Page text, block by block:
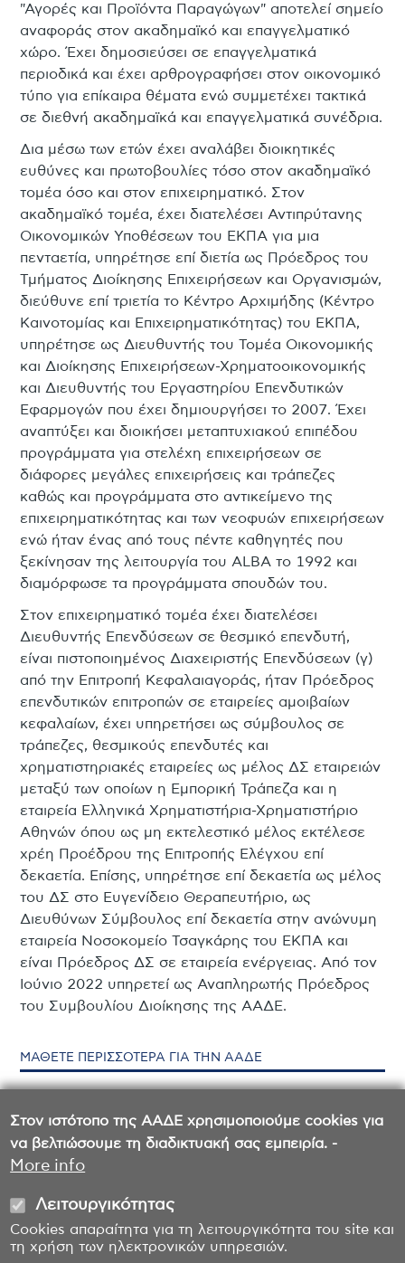
Στον ιστότοπο της ΑΑΔΕ χρησιμοποιούμε cookies για
να βελτιώσουμε τη διαδικτυακή σας εμπειρία. -
More info
Λειτουργικότητας
Cookies απαραίτητα για τη λειτουργικότητα του site και
τη χρήση των ηλεκτρονικών υπηρεσιών.
"Αγορές και Προϊόντα Παραγώγων" αποτελεί σημείο
αναφοράς στον ακαδημαϊκό και επαγγελματικό
χώρο. Έχει δημοσιεύσει σε επαγγελματικά
περιοδικά και έχει αρθρογραφήσει στον οικονομικό
τύπο για επίκαιρα θέματα ενώ συμμετέχει τακτικά
σε διεθνή ακαδημαϊκά και επαγγελματικά συνέδρια.
Δια μέσω των ετών έχει αναλάβει διοικητικές
ευθύνες και πρωτοβουλίες τόσο στον ακαδημαϊκό
τομέα όσο και στον επιχειρηματικό. Στον
ακαδημαϊκό τομέα, έχει διατελέσει Αντιπρύτανης
Οικονομικών Υποθέσεων του ΕΚΠΑ για μια
πενταετία, υπηρέτησε επί διετία ως Πρόεδρος του
Τμήματος Διοίκησης Επιχειρήσεων και Οργανισμών,
διεύθυνε επί τριετία το Κέντρο Αρχιμήδης (Κέντρο
Καινοτομίας και Επιχειρηματικότητας) του ΕΚΠΑ,
υπηρέτησε ως Διευθυντής του Τομέα Οικονομικής
και Διοίκησης Επιχειρήσεων-Χρηματοοικονομικής
και Διευθυντής του Εργαστηρίου Επενδυτικών
Εφαρμογών που έχει δημιουργήσει το 2007. Έχει
αναπτύξει και διοικήσει μεταπτυχιακού επιπέδου
προγράμματα για στελέχη επιχειρήσεων σε
διάφορες μεγάλες επιχειρήσεις και τράπεζες
καθώς και προγράμματα στο αντικείμενο της
επιχειρηματικότητας και των νεοφυών επιχειρήσεων
ενώ ήταν ένας από τους πέντε καθηγητές που
ξεκίνησαν της λειτουργία του ALBA το 1992 και
διαμόρφωσε τα προγράμματα σπουδών του.
Στον επιχειρηματικό τομέα έχει διατελέσει
Διευθυντής Επενδύσεων σε θεσμικό επενδυτή,
είναι πιστοποιημένος Διαχειριστής Επενδύσεων (γ)
από την Επιτροπή Κεφαλαιαγοράς, ήταν Πρόεδρος
επενδυτικών επιτροπών σε εταιρείες αμοιβαίων
κεφαλαίων, έχει υπηρετήσει ως σύμβουλος σε
τράπεζες, θεσμικούς επενδυτές και
χρηματιστηριακές εταιρείες ως μέλος ΔΣ εταιρειών
μεταξύ των οποίων η Εμπορική Τράπεζα και η
εταιρεία Ελληνικά Χρηματιστήρια-Χρηματιστήριο
Αθηνών όπου ως μη εκτελεστικό μέλος εκτέλεσε
χρέη Προέδρου της Επιτροπής Ελέγχου επί
δεκαετία. Επίσης, υπηρέτησε επί δεκαετία ως μέλος
του ΔΣ στο Ευγενίδειο Θεραπευτήριο, ως
Διευθύνων Σύμβουλος επί δεκαετία στην ανώνυμη
εταιρεία Νοσοκομείο Τσαγκάρης του ΕΚΠΑ και
είναι Πρόεδρος ΔΣ σε εταιρεία ενέργειας. Από τον
Ιούνιο 2022 υπηρετεί ως Αναπληρωτής Πρόεδρος
του Συμβουλίου Διοίκησης της ΑΑΔΕ.
ΜΑΘΕΤΕ ΠΕΡΙΣΣΟΤΕΡΑ ΓΙΑ ΤΗΝ ΑΑΔΕ
Συμβούλιο Διοίκησης
Οργανόγραμμα